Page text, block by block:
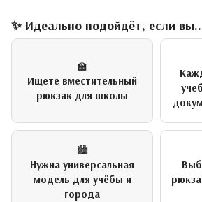
✨ Идеально подойдёт, если
🏫
Ищете вместительный
рюкзак для школы
🏙️
Нужна универсальная
модель для учёбы и
города